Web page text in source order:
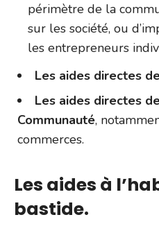
périmètre de la
sur les société, ou
les entrepreneurs
Les aides directes
Les aides directes
Communauté,
commerces.
Les aides à
bastide.